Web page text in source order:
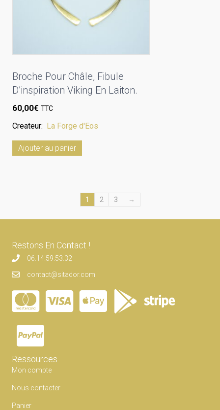
Broche Pour Châle, Fibule
D’inspiration Viking En Laiton.
60,00€ TTC
Createur: La Forge d'Eos
Ajouter au panier
1 2 3 →
Restons En Contact !
06.14.59.53.32
contact@sitador.com
Ressources
Mon compte
Nous contacter
Panier